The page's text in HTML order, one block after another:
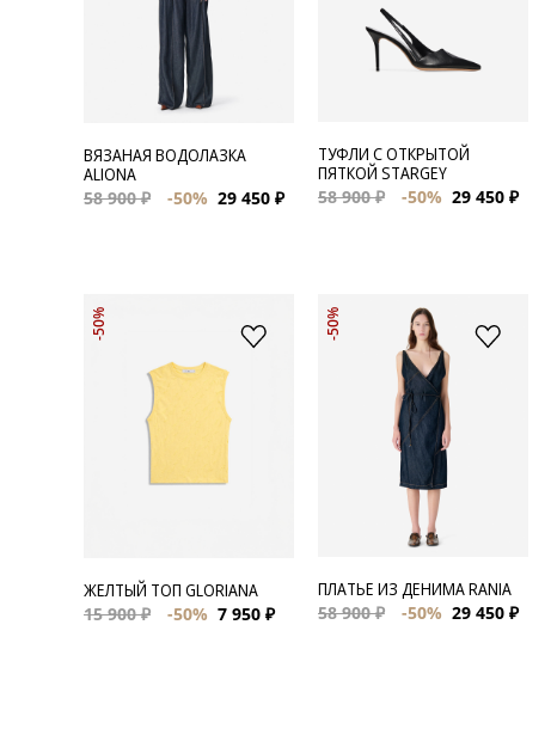
ВЯЗАНАЯ ВОДОЛАЗКА
ALIONA
58 900 ₽
-50% 29 450 ₽
ТУФЛИ С ОТКРЫТОЙ
ПЯТКОЙ STARGEY
58 900 ₽
-50% 29 450 ₽
-50%
ЖЕЛТЫЙ ТОП GLORIANA
15 900 ₽
-50% 7 950 ₽
-50%
ПЛАТЬЕ ИЗ ДЕНИМА RANIA
58 900 ₽
-50% 29 450 ₽